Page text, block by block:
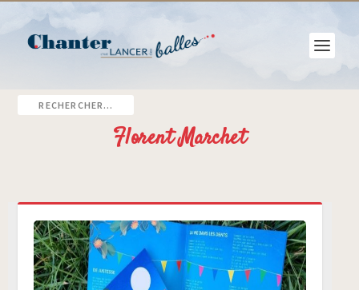
Florent Marchet